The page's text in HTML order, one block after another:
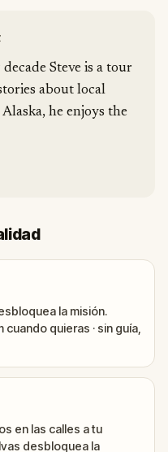
Steve is a tour
about local
he enjoys the
la misión.
quieras · sin guía,
en las calles a tu
desbloquea la